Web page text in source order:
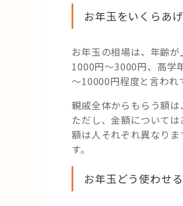
お年玉をいくらあ
お年玉の相場は、年齢
1000円～3000円、高学
～10000円程度と言われ
親戚全体からもらう額
ただし、金額について
額は人それぞれ異なり
す。
お年玉どう使わせ